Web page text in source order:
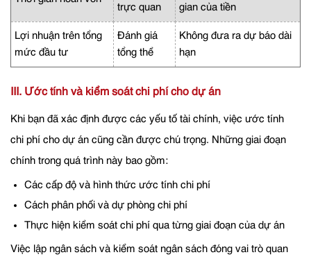
trực quan
gian của tiền
Lợi nhuận trên tổng
mức đầu tư
Đánh giá
tổng thể
Không đưa ra dự báo dài
hạn
III. Ước tính và kiểm soát chi phí cho dự án
Khi bạn đã xác định được các yếu tố tài chính, việc ước tính
chi phí cho dự án cũng cần được chú trọng. Những giai đoạn
chính trong quá trình này bao gồm:
Các cấp độ và hình thức ước tính chi phí
Cách phân phối và dự phòng chi phí
Thực hiện kiểm soát chi phí qua từng giai đoạn của dự án
Việc lập ngân sách và kiểm soát ngân sách đóng vai trò quan